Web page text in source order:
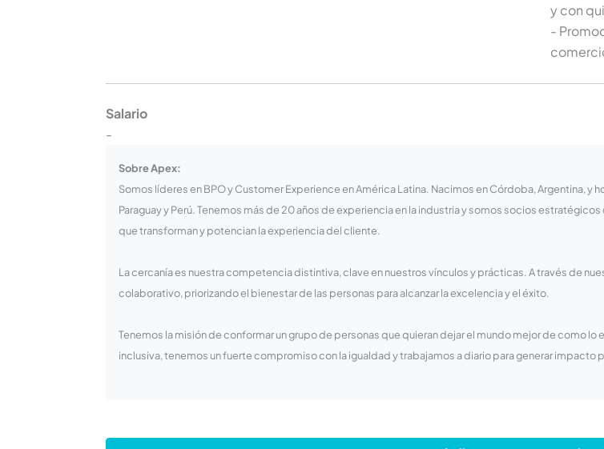
y con
-
Salario
-
Sobre Apex:
Somos líderes en BPO y Customer Experience en América Latina. Nacimos en Córdoba, Argentina, y
Paraguay y Perú. Tenemos más de 20 años de experiencia en la industria y somos socios
que transforman y potencian la experiencia del cliente.
La cercanía es nuestra competencia distintiva, clave en nuestros vínculos y prácticas. A través de
colaborativo, priorizando el bienestar de las personas para alcanzar la excelencia y el éxito.
Tenemos la misión de conformar un grupo de personas que quieran dejar el mundo mejor de como
inclusiva, tenemos un fuerte compromiso con la igualdad y trabajamos a diario para generar